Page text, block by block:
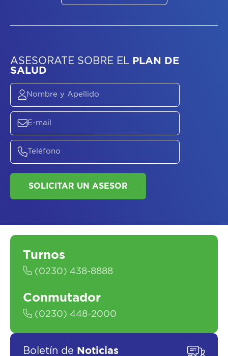
SALUD
Turnos
(0230) 438-8888
Conmutador
(0230) 448-2000
Boletín de Noticias